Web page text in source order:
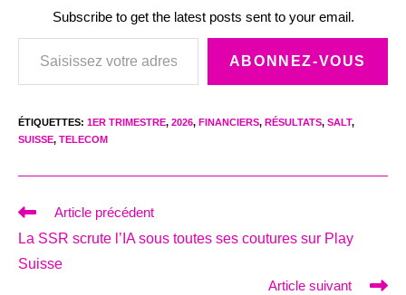
Subscribe to get the latest posts sent to your email.
Saisissez votre adresse e-mail…
ABONNEZ-VOUS
ÉTIQUETTES: 1ER TRIMESTRE, 2026, FINANCIERS, RÉSULTATS, SALT,
SUISSE, TELECOM
Read
articles
Article précédent
La SSR scrute l’IA sous toutes ses coutures sur Play
Suisse
Article suivant